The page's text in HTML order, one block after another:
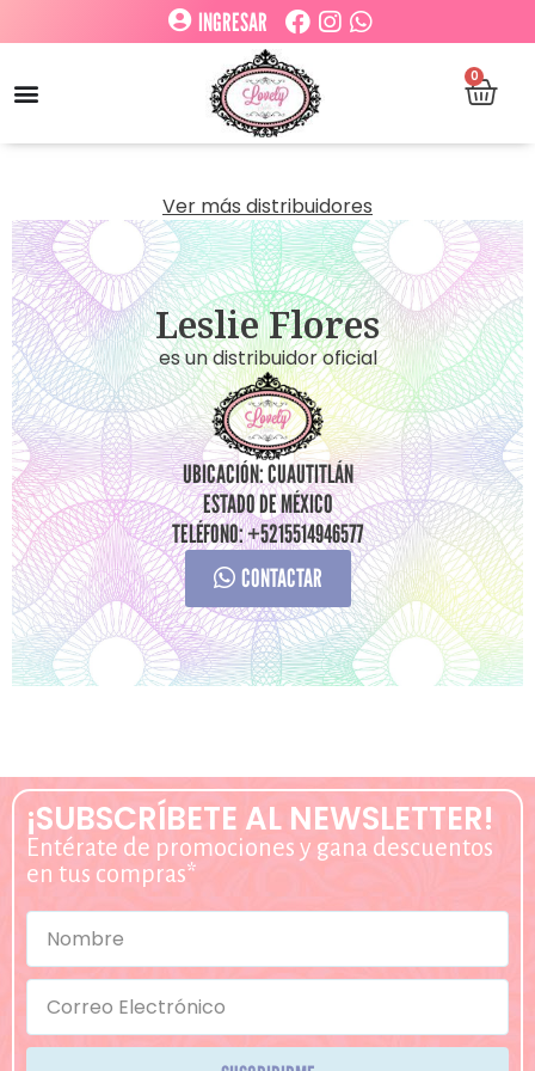
INGRESAR
0
Ver más distribuidores
Leslie Flores
es un distribuidor oficial
UBICACIÓN: CUAUTITLÁN
ESTADO DE MÉXICO
TELÉFONO: +5215514946577
CONTACTAR
¡SUBSCRÍBETE AL NEWSLETTER!
Entérate de promociones y gana descuentos
en tus compras*